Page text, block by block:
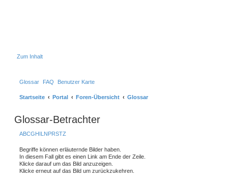
Zum Inhalt
Glossar FAQ Benutzer Karte
Startseite Portal Foren-Übersicht Glossar
Glossar-Betrachter
ABCGHIL NPRSTZ
Begriffe können erläuternde Bilder haben.
In diesem Fall gibt es einen Link am Ende der Zeile.
Klicke darauf um das Bild anzuzeigen.
Klicke erneut auf das Bild um zurückzukehren.